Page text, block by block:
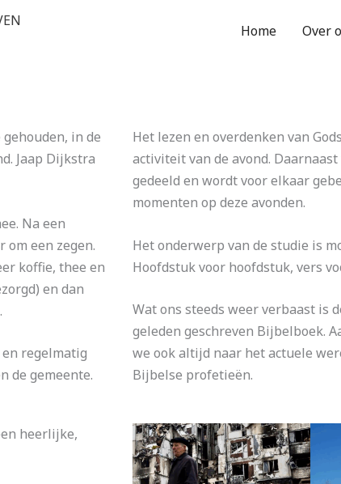
Home Over
in de
Jaap Dijkstra
Na een
om een zegen.
koffie, thee en
en dan
en regelmatig
de gemeente.
Het lezen en overdenken van
activiteit van de avond.
gedeeld en wordt voor elkaar
momenten op deze avonden.
Het onderwerp van de studie is
Hoofdstuk voor hoofdstuk, vers
Wat ons steeds weer verbaast is
geleden geschreven Bijbelboek.
we ook altijd naar het actuele
Bijbelse profetieën.
heerlijke,